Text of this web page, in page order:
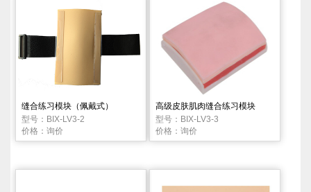
缝合练习模块（佩戴式）
型号：BIX-LV3-2
价格：询价
高级皮肤肌肉缝合练习模块
型号：BIX-LV3-3
价格：询价